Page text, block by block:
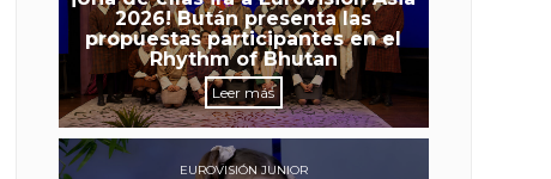
2026! Bután presenta las
propuestas participantes en el
Rhythm of Bhutan
Leer más
EUROVISIÓN JUNIOR